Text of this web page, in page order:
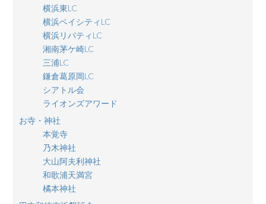
横浜東LC
横浜ベイシティLC
横浜リバティLC
湘南茅ケ崎LC
三浦LC
鎌倉葛原岡LC
シアトル会
ライオンズアワード
お寺・神社
本覚寺
乃木神社
大山阿夫利神社
和歌浦天満宮
橘本神社